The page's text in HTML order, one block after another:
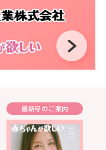
最新号のご案内